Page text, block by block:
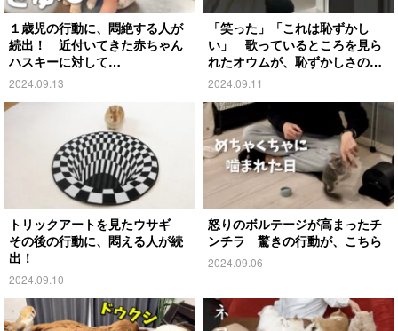
１歳児の行動に、悶絶する人が
続出！ 近付いてきた赤ちゃん
ハスキーに対して…
2024.09.13
「笑った」「これは恥ずかし
い」 歌っているところを見ら
れたオウムが、恥ずかしさのあ
まり…
2024.09.11
トリックアートを見たウサギ
その後の行動に、悶える人が続
出！
2024.09.10
怒りのボルテージが高まったチ
ンチラ 驚きの行動が、こちら
2024.09.06